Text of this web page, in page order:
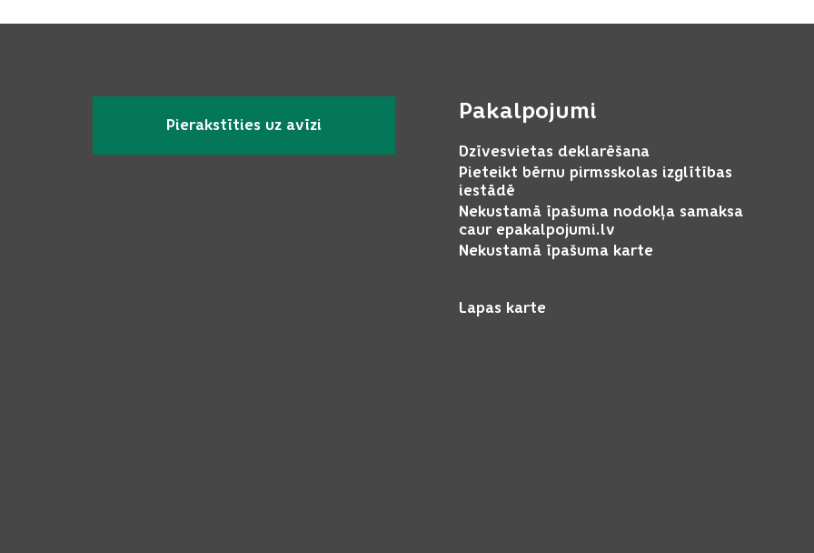
Pierakstīties uz avīzi
Pakalpojumi
Dzīvesvietas deklarēšana
Pieteikt bērnu pirmsskolas izglītības
iestādē
Nekustamā īpašuma nodokļa samaksa
caur epakalpojumi.lv
Nekustamā īpašuma karte
Lapas karte